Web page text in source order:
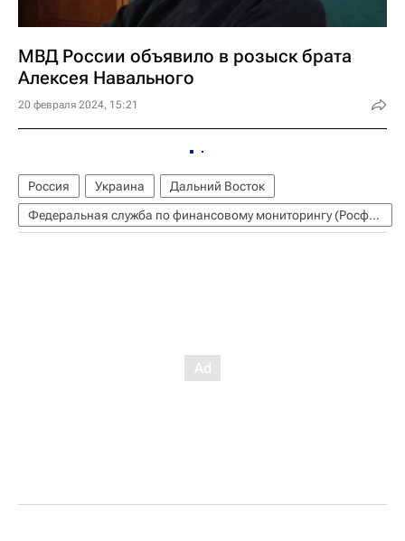
МВД России объявило в розыск брата
Алексея Навального
20 февраля 2024, 15:21
Россия Украина
Дальний Восток
Федеральная служба по финансовому мониторингу (Росфинмониторинг)